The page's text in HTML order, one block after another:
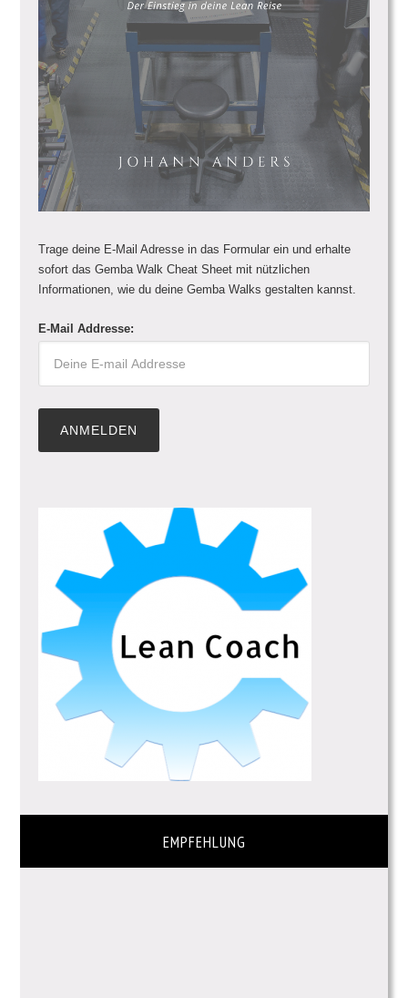
Trage deine E-Mail Adresse in das Formular ein und erhalte
sofort das Gemba Walk Cheat Sheet mit nützlichen
Informationen, wie du deine Gemba Walks gestalten kannst.
E-Mail Addresse:
EMPFEHLUNG